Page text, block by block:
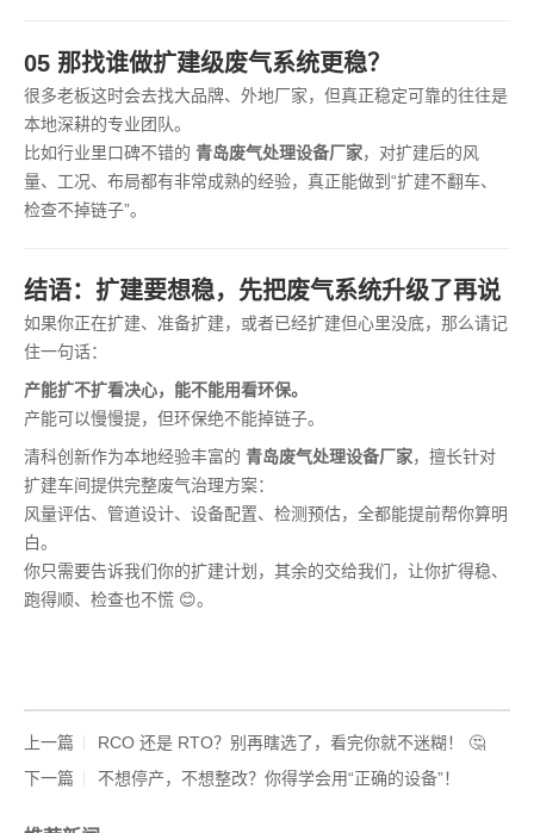
05 那找谁做扩建级废气系统更稳？
很多老板这时会去找大品牌、外地厂家，但真正稳定可靠的往往是
本地深耕的专业团队。
比如行业里口碑不错的 青岛废气处理设备厂家，对扩建后的风
量、工况、布局都有非常成熟的经验，真正能做到“扩建不翻车、
检查不掉链子”。
结语：扩建要想稳，先把废气系统升级了再说
如果你正在扩建、准备扩建，或者已经扩建但心里没底，那么请记
住一句话：
产能扩不扩看决心，能不能用看环保。
产能可以慢慢提，但环保绝不能掉链子。
清科创新作为本地经验丰富的 青岛废气处理设备厂家，擅长针对
扩建车间提供完整废气治理方案：
风量评估、管道设计、设备配置、检测预估，全都能提前帮你算明
白。
你只需要告诉我们你的扩建计划，其余的交给我们，让你扩得稳、
跑得顺、检查也不慌 😊。
上一篇
RCO 还是 RTO？别再瞎选了，看完你就不迷糊！ 🤔
下一篇
不想停产，不想整改？你得学会用“正确的设备”！